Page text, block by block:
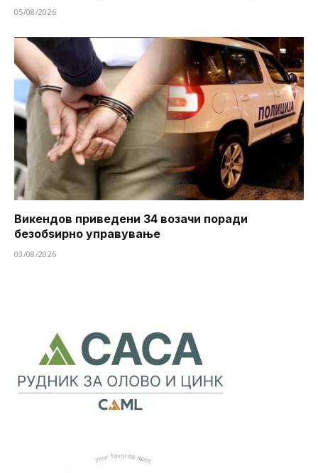
05/08/2026
Викендов приведени 34 возачи поради
безобѕирно управување
03/08/2026